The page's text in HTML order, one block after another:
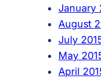
January
August
July
May
April